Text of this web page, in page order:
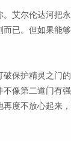
艾尔伦达河把
已。但如果能
保护精灵之门
像第二道门有
度不放心起来